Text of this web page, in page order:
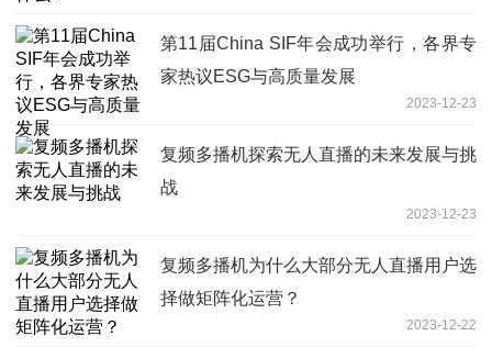
第11届China SIF年会成功举行，各界专
家热议ESG与高质量发展
2023-12-23
复频多播机探索无人直播的未来发展与挑
战
2023-12-23
复频多播机为什么大部分无人直播用户选
择做矩阵化运营？
2023-12-22